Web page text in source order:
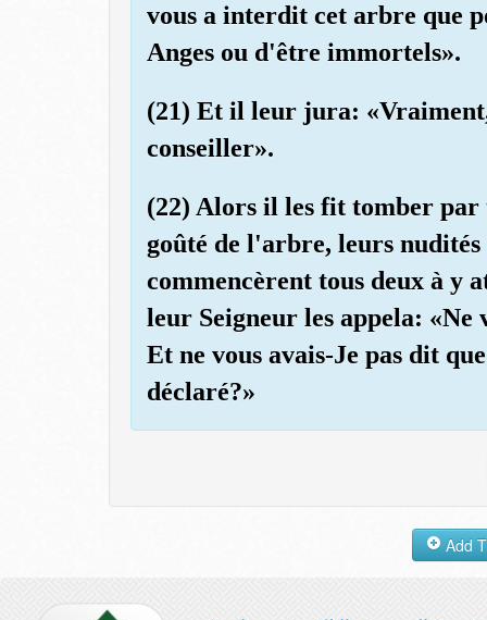
vous a interdit cet arbre que
Anges ou d'être immortels».
(21) Et il leur jura:
conseiller».
(22) Alors il les fit tomber
goûté de l'arbre, leurs
commencèrent tous deux à y
leur Seigneur les appela:
Et ne vous avais-Je pas dit
déclaré?»